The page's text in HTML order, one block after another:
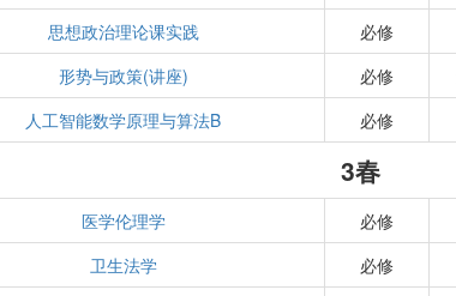
思想政治理论课实践 必修
形势与政策(讲座) 必修
人工智能数学原理与算法B 必修
3春
医学伦理学 必修
卫生法学 必修